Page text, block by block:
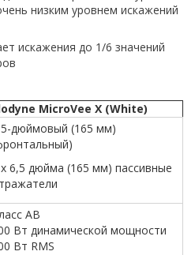
низким уровнем искажений
искажения до 1/6 значений
MicroVee X (White)
дюймовый (165 мм)
6,5 дюйма (165 мм) пассивные
AB
Вт динамической мощности
Вт RMS